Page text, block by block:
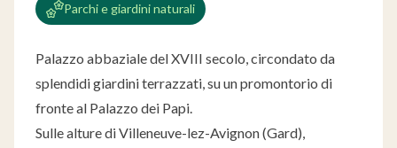
Parchi e giardini naturali
Palazzo abbaziale del XVIII secolo, circondato da
splendidi giardini terrazzati, su un promontorio di
fronte al Palazzo dei Papi.
Sulle alture di Villeneuve-lez-Avignon (Gard),